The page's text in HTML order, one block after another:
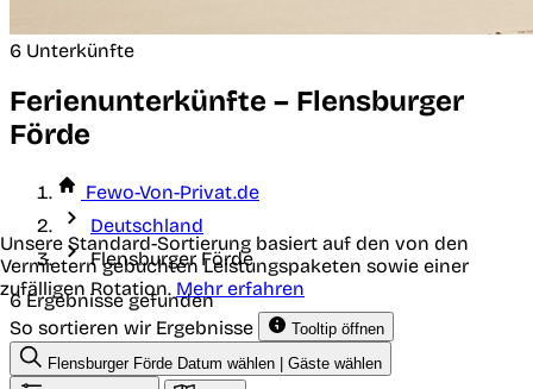
6 Unterkünfte
Ferienunterkünfte – Flensburger
Förde
Fewo-Von-Privat.de
Deutschland
Flensburger Förde
6 Ergebnisse gefunden
So sortieren wir Ergebnisse
Tooltip öffnen
Unsere Standard-Sortierung basiert auf den von den
Vermietern gebuchten Leistungspaketen sowie einer
zufälligen Rotation. Mehr erfahren
Flensburger Förde Datum wählen | Gäste wählen